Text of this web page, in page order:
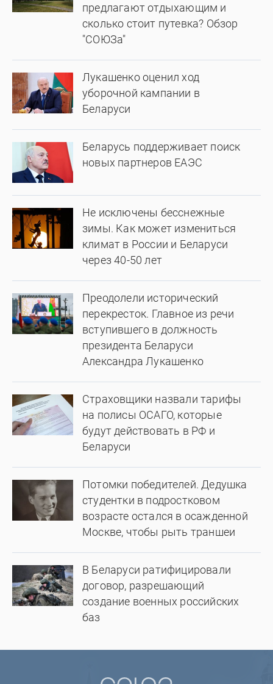
предлагают отдыхающим и
сколько стоит путевка? Обзор
"СОЮЗа"
Лукашенко оценил ход
уборочной кампании в
Беларуси
Беларусь поддерживает поиск
новых партнеров ЕАЭС
Не исключены бесснежные
зимы. Как может измениться
климат в России и Беларуси
через 40-50 лет
Преодолели исторический
перекресток. Главное из речи
вступившего в должность
президента Беларуси
Александра Лукашенко
Страховщики назвали тарифы
на полисы ОСАГО, которые
будут действовать в РФ и
Беларуси
Потомки победителей. Дедушка
студентки в подростковом
возрасте остался в осажденной
Москве, чтобы рыть траншеи
В Беларуси ратифицировали
договор, разрешающий
создание военных российских
баз